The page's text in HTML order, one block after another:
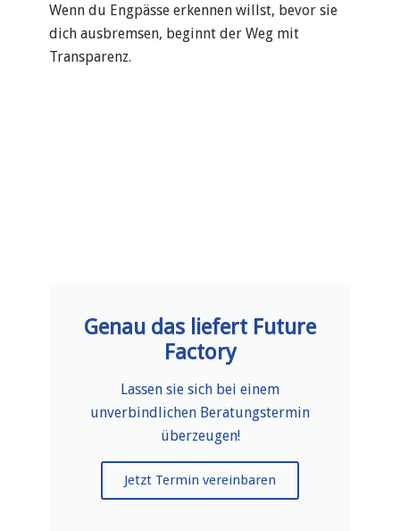
Wenn du Engpässe erkennen willst, bevor sie
dich ausbremsen, beginnt der Weg mit
Transparenz.
Genau das liefert Future
Factory
Lassen sie sich bei einem
unverbindlichen Beratungstermin
überzeugen!
Jetzt Termin vereinbaren